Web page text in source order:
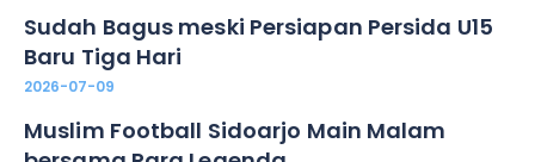
Sudah Bagus meski Persiapan Persida U15
Baru Tiga Hari
2026-07-09
Muslim Football Sidoarjo Main Malam